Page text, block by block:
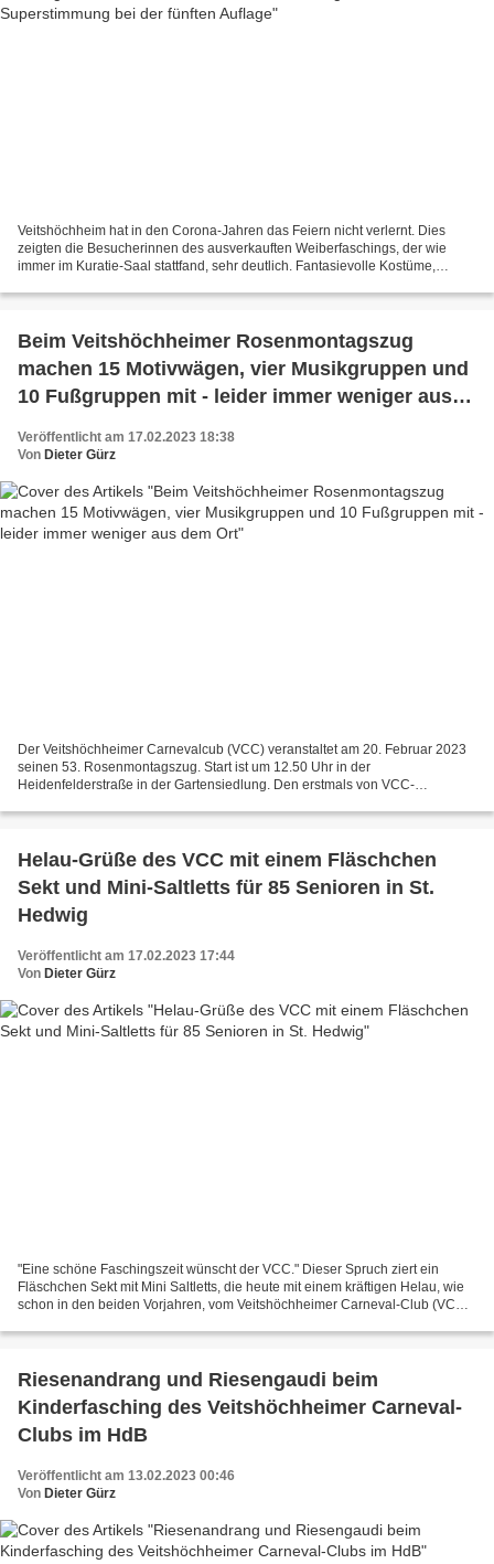
Veitshöchheim hat in den Corona-Jahren das Feiern nicht verlernt. Dies
zeigten die Besucherinnen des ausverkauften Weiberfaschings, der wie
immer im Kuratie-Saal stattfand, sehr deutlich. Fantasievolle Kostüme,
Beim Veitshöchheimer Rosenmontagszug
machen 15 Motivwägen, vier Musikgruppen und
10 Fußgruppen mit - leider immer weniger aus
Veröffentlicht am 17.02.2023 18:38
Von Dieter Gürz
Der Veitshöchheimer Carnevalcub (VCC) veranstaltet am 20. Februar 2023
seinen 53. Rosenmontagszug. Start ist um 12.50 Uhr in der
Heidenfelderstraße in der Gartensiedlung. Den erstmals von VCC-
Helau-Grüße des VCC mit einem Fläschchen
Sekt und Mini-Saltletts für 85 Senioren in St.
Hedwig
Veröffentlicht am 17.02.2023 17:44
Von Dieter Gürz
"Eine schöne Faschingszeit wünscht der VCC." Dieser Spruch ziert ein
Fläschchen Sekt mit Mini Saltletts, die heute mit einem kräftigen Helau, wie
schon in den beiden Vorjahren, vom Veitshöchheimer Carneval-Club (VCC)
Riesenandrang und Riesengaudi beim
Kinderfasching des Veitshöchheimer Carneval-
Clubs im HdB
Veröffentlicht am 13.02.2023 00:46
Von Dieter Gürz